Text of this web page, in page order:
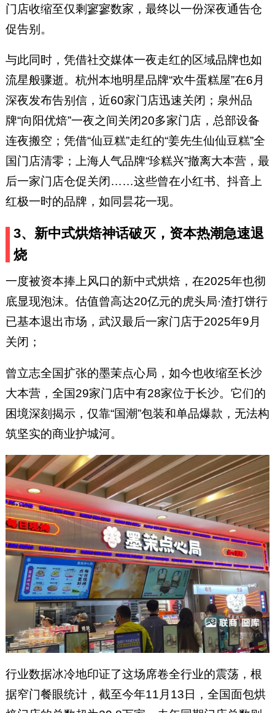
门店收缩至仅剩寥寥数家，最终以一份深夜通告仓
促告别。
与此同时，凭借社交媒体一夜走红的区域品牌也如
流星般骤逝。杭州本地明星品牌“欢牛蛋糕屋”在6月
深夜发布告别信，近60家门店迅速关闭；泉州品
牌“向阳优焙”一夜之间关闭20多家门店，总部设备
连夜搬空；凭借“仙豆糕”走红的“姜先生仙仙豆糕”全
国门店清零；上海人气品牌“珍糕兴”撤离大本营，最
后一家门店仓促关闭……这些曾在小红书、抖音上
红极一时的品牌，如同昙花一现。
3、新中式烘焙神话破灭，资本热潮急速退
烧
一度被资本捧上风口的新中式烘焙，在2025年也彻
底显现泡沫。估值曾高达20亿元的虎头局·渣打饼行
已基本退出市场，武汉最后一家门店于2025年9月
关闭；
曾立志全国扩张的墨茉点心局，如今也收缩至长沙
大本营，全国29家门店中有28家位于长沙。它们的
困境深刻揭示，仅靠“国潮”包装和单品爆款，无法构
筑坚实的商业护城河。
行业数据冰冷地印证了这场席卷全行业的震荡，根
据窄门餐眼统计，截至今年11月13日，全国面包烘